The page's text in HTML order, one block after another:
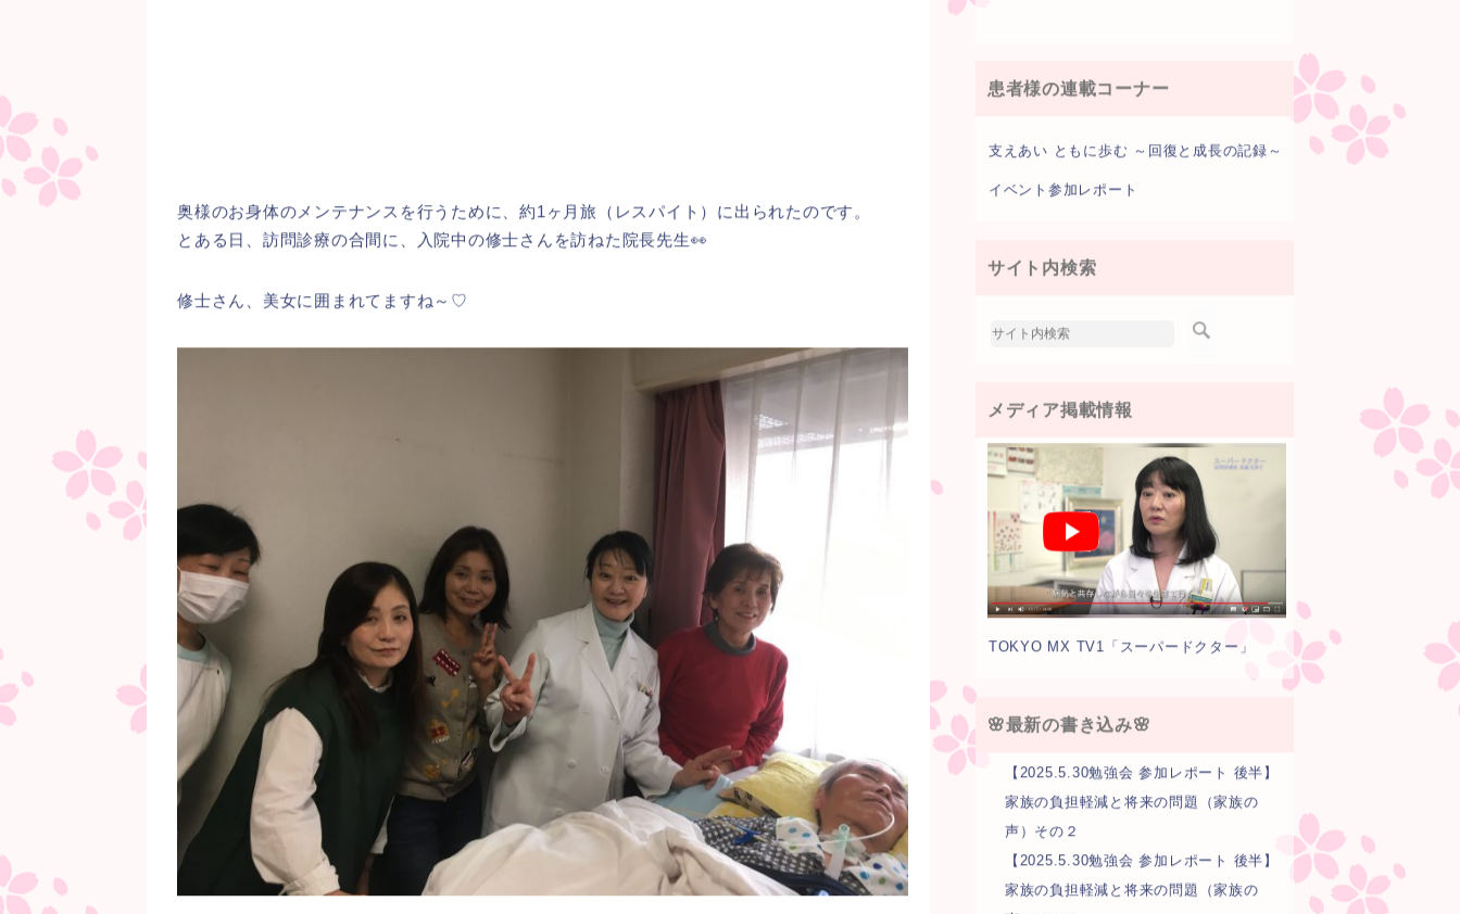
奥様のお身体のメンテナンスを行うために、約1ヶ月旅（レスパイト）に出られたのです。
とある日、訪問診療の合間に、入院中の修士さんを訪ねた院長先生👀
修士さん、美女に囲まれてますね～♡
患者様の連載コーナー
支えあい ともに歩む ～回復と成長の記録～
イベント参加レポート
サイト内検索
メディア掲載情報
TOKYO MX TV1「スーパードクター」
🌸最新の書き込み🌸
【2025.5.30勉強会 参加レポート 後半】
家族の負担軽減と将来の問題（家族の
声）その２
【2025.5.30勉強会 参加レポート 後半】
家族の負担軽減と将来の問題（家族の